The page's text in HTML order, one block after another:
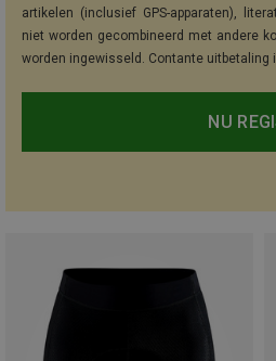
artikelen (inclusief GPS-apparaten),
niet worden gecombineerd met andere
worden ingewisseld. Contante uitbetaling
NU